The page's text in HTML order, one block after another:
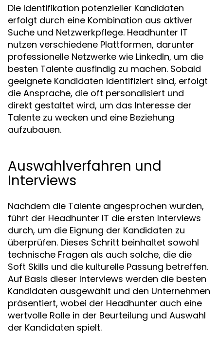
Die Identifikation potenzieller Kandidaten
erfolgt durch eine Kombination aus aktiver
Suche und Netzwerkpflege. Headhunter IT
nutzen verschiedene Plattformen, darunter
professionelle Netzwerke wie LinkedIn, um die
besten Talente ausfindig zu machen. Sobald
geeignete Kandidaten identifiziert sind, erfolgt
die Ansprache, die oft personalisiert und
direkt gestaltet wird, um das Interesse der
Talente zu wecken und eine Beziehung
aufzubauen.
Auswahlverfahren und
Interviews
Nachdem die Talente angesprochen wurden,
führt der Headhunter IT die ersten Interviews
durch, um die Eignung der Kandidaten zu
überprüfen. Dieses Schritt beinhaltet sowohl
technische Fragen als auch solche, die die
Soft Skills und die kulturelle Passung betreffen.
Auf Basis dieser Interviews werden die besten
Kandidaten ausgewählt und den Unternehmen
präsentiert, wobei der Headhunter auch eine
wertvolle Rolle in der Beurteilung und Auswahl
der Kandidaten spielt.